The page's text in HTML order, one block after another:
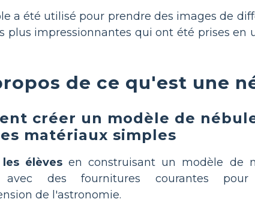
a été utilisé pour prendre des images de
plus impressionnantes qui ont été prises en
de ce qu'est une
créer un modèle de
matériaux simples
les élèves en construisant un modèle de
avec des fournitures courantes
de l'astronomie.